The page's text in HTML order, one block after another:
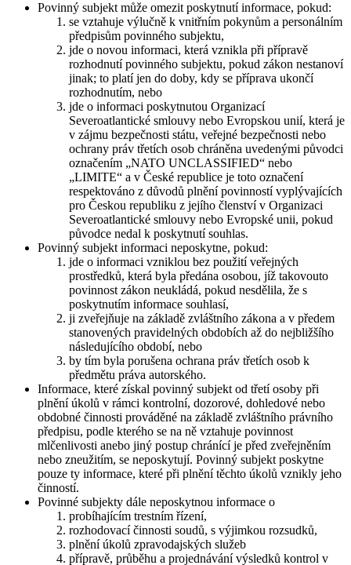
Povinný subjekt může omezit poskytnutí informace, pokud:
se vztahuje výlučně k vnitřním pokynům a personálním
předpisům povinného subjektu,
jde o novou informaci, která vznikla při přípravě
rozhodnutí povinného subjektu, pokud zákon nestanoví
jinak; to platí jen do doby, kdy se příprava ukončí
rozhodnutím, nebo
jde o informaci poskytnutou Organizací
Severoatlantické smlouvy nebo Evropskou unií, která je
v zájmu bezpečnosti státu, veřejné bezpečnosti nebo
ochrany práv třetích osob chráněna uvedenými původci
označením „NATO UNCLASSIFIED“ nebo
„LIMITE“ a v České republice je toto označení
respektováno z důvodů plnění povinností vyplývajících
pro Českou republiku z jejího členství v Organizaci
Severoatlantické smlouvy nebo Evropské unii, pokud
původce nedal k poskytnutí souhlas.
Povinný subjekt informaci neposkytne, pokud:
jde o informaci vzniklou bez použití veřejných
prostředků, která byla předána osobou, jíž takovouto
povinnost zákon neukládá, pokud nesdělila, že s
poskytnutím informace souhlasí,
ji zveřejňuje na základě zvláštního zákona a v předem
stanovených pravidelných obdobích až do nejbližšího
následujícího období, nebo
by tím byla porušena ochrana práv třetích osob k
předmětu práva autorského.
Informace, které získal povinný subjekt od třetí osoby při
plnění úkolů v rámci kontrolní, dozorové, dohledové nebo
obdobné činnosti prováděné na základě zvláštního právního
předpisu, podle kterého se na ně vztahuje povinnost
mlčenlivosti anebo jiný postup chránící je před zveřejněním
nebo zneužitím, se neposkytují. Povinný subjekt poskytne
pouze ty informace, které při plnění těchto úkolů vznikly jeho
činností.
Povinné subjekty dále neposkytnou informace o
probíhajícím trestním řízení,
rozhodovací činnosti soudů, s výjimkou rozsudků,
plnění úkolů zpravodajských služeb
přípravě, průběhu a projednávání výsledků kontrol v